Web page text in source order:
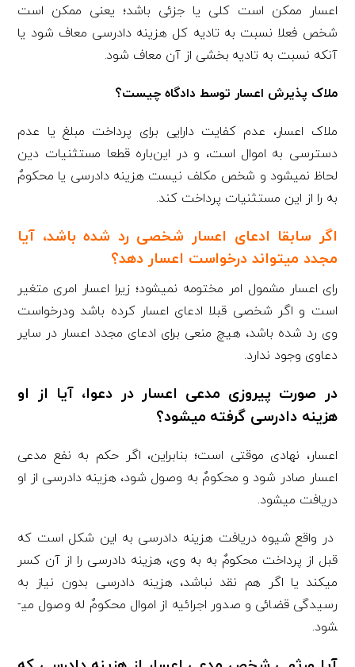
اعسار ممکن است کلی یا جزئی باشد؛ یعنی ممکن است
شخص فعلا نسبت به تادیه کل هزینه دادرسی معاف شود یا
آن­که نسبت به تادیه بخشی از آن معاف شود.
ملاک پذیرش اعسار توسط دادگاه چیست؟
ملاک اعسار، عدم کفایت دارایی برای پرداخت مبلغ یا عدم
دسترسی به اموال است، و در این­‌باره قطعا مستثنیات دین
لحاظ نمی­شود و شخص مکلف نیست هزینه دادرسی یا محکومٌ­‌
به را از این مستثنیات پرداخت کند.
اگر سابقا ادعای اعسار شخصی رد شده باشد، آیا
مجدد می­تواند درخواست اعسار دهد؟
رای اعسار مشمول امر مختومه نمی­شود؛ زیرا اعسار امری متغیر
است و اگر شخصی قبلا ادعای اعسار کرده باشد ودرخواست
وی رد شده باشد، هیچ منعی برای ادعای مجدد اعسار در سایر
دعاوی وجود ندارد.
در صورت پیروزی مدعی اعسار در دعوا، آیا از او
هزینه دادرسی گرفته می­شود؟
اعسار، نهادی موقتی است؛ بنابراین، اگر حکم به نفع مدعی
اعسار صادر شود و محکومٌ­ به وصول شود، هزینه دادرسی از او
دریافت می­شود.
در واقع شیوه دریافت هزینه دادرسی به این شکل است که
قبل از پرداخت محکومٌ ­به به وی، هزینه دادرسی را از آن کسر
می­کند یا اگر هم نقد نباشد، هزینه دادرسی بدون نیاز به
رسیدگی قضائی و صدور اجرائیه از اموال محکومٌ ­له وصول می­
شود.